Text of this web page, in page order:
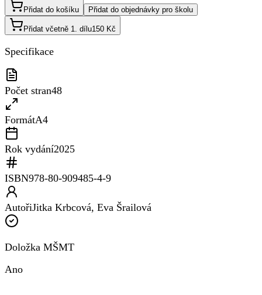
Přidat do košíku Přidat do objednávky pro školu
Přidat včetně 1. dílu150 Kč
Specifikace
Počet stran48
FormátA4
Rok vydání2025
ISBN978-80-909485-4-9
AutořiJitka Krbcová, Eva Šrailová
Doložka MŠMT
Ano